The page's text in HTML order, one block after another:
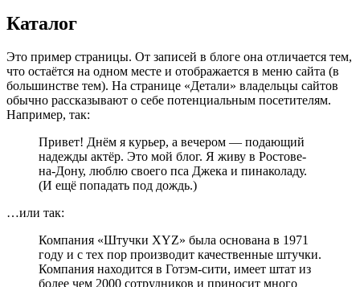
Каталог
Это пример страницы. От записей в блоге она отличается тем,
что остаётся на одном месте и отображается в меню сайта (в
большинстве тем). На странице «Детали» владельцы сайтов
обычно рассказывают о себе потенциальным посетителям.
Например, так:
Привет! Днём я курьер, а вечером — подающий
надежды актёр. Это мой блог. Я живу в Ростове-
на-Дону, люблю своего пса Джека и пинаколаду.
(И ещё попадать под дождь.)
…или так:
Компания «Штучки XYZ» была основана в 1971
году и с тех пор производит качественные штучки.
Компания находится в Готэм-сити, имеет штат из
более чем 2000 сотрудников и приносит много